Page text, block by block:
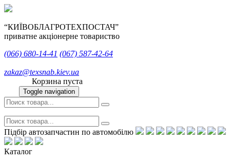
“КИЇВОБЛАГРОТЕХПОСТАЧ”
приватне акціонерне товариство
(066) 680-14-41 (067) 587-42-64
zakaz@texsnab.kiev.ua
Корзина пуста
Toggle navigation
Підбір автозапчастин по автомобілю
Каталог